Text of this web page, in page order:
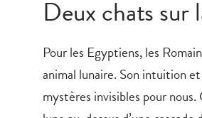
Deux chats sur
Pour les Egyptiens, les
animal lunaire. Son intuition
mystères invisibles pour